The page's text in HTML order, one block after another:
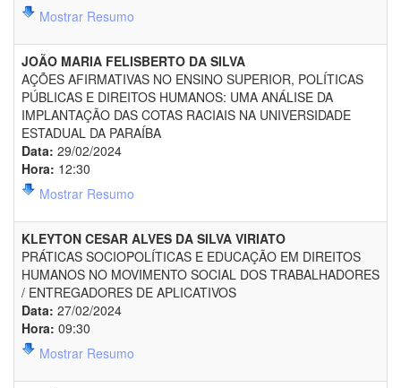
Mostrar Resumo
JOÃO MARIA FELISBERTO DA SILVA
AÇÕES AFIRMATIVAS NO ENSINO SUPERIOR, POLÍTICAS
PÚBLICAS E DIREITOS HUMANOS: UMA ANÁLISE DA
IMPLANTAÇÃO DAS COTAS RACIAIS NA UNIVERSIDADE
ESTADUAL DA PARAÍBA
Data: 29/02/2024
Hora: 12:30
Mostrar Resumo
KLEYTON CESAR ALVES DA SILVA VIRIATO
PRÁTICAS SOCIOPOLÍTICAS E EDUCAÇÃO EM DIREITOS
HUMANOS NO MOVIMENTO SOCIAL DOS TRABALHADORES
/ ENTREGADORES DE APLICATIVOS
Data: 27/02/2024
Hora: 09:30
Mostrar Resumo